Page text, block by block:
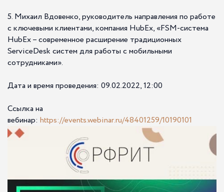
5. Михаил Вдовенко, руководитель направления по работе
с ключевыми клиентами, компания HubEx, «FSM-система
HubEx – современное расширение традиционных
ServiceDesk систем для работы с мобильными
сотрудниками».
Дата и время проведения: 09.02.2022, 12:00
Ссылка на
вебинар: https://events.webinar.ru/48401259/10190101